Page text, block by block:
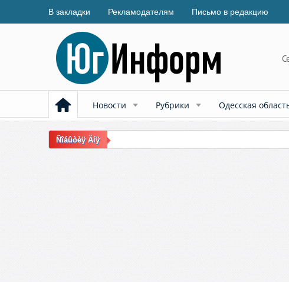
В закладки Рекламодателям Письмо в редакцию
Новости Рубрики Одесская
Ñîáûòèÿ Äíÿ